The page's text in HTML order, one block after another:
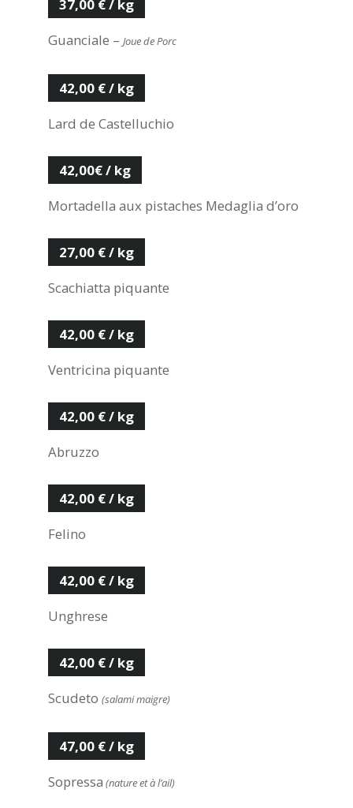
37,00 € / kg
Guanciale – Joue de Porc
42,00 € / kg
Lard de Castelluchio
42,00€ / kg
Mortadella aux pistaches Medaglia d’oro
27,00 € / kg
Scachiatta piquante
42,00 € / kg
Ventricina piquante
42,00 € / kg
Abruzzo
42,00 € / kg
Felino
42,00 € / kg
Unghrese
42,00 € / kg
Scudeto (salami maigre)
47,00 € / kg
Sopressa (nature et à l’ail)